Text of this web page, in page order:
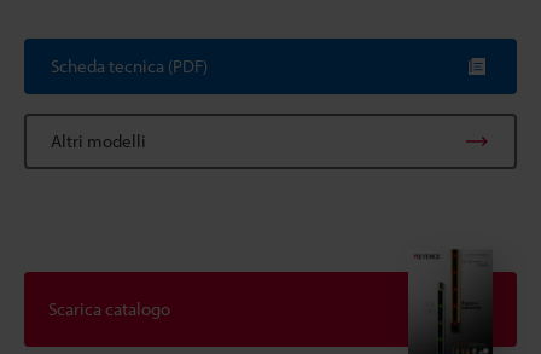
Scheda tecnica (PDF)
Altri modelli
Scarica catalogo